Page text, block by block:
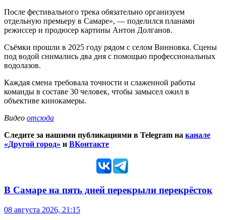
После фестивального трека обязательно организуем
отдельную премьеру в Самаре», — поделился планами
режиссер и продюсер картины Антон Долганов.
Съёмки прошли в 2025 году рядом с селом Винновка. Сцены
под водой снимались два дня с помощью профессиональных
водолазов.
Каждая смена требовала точности и слаженной работы
команды в составе 30 человек, чтобы замысел ожил в
объективе кинокамеры.
Видео отсюда
Следите за нашими публикациями в Telegram на канале
«Другой город» и ВКонтакте
В Самаре на пять дней перекрыли перекрёсток
08 августа 2026, 21:15